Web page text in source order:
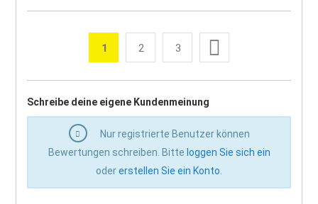
Seite
Sie lesen gerade die Seite
1 Seite
2 Seite
3
Schreibe deine eigene Kundenmeinung
Nur registrierte Benutzer können
Bewertungen schreiben. Bitte loggen Sie sich ein
odererstellen Sie ein Konto.